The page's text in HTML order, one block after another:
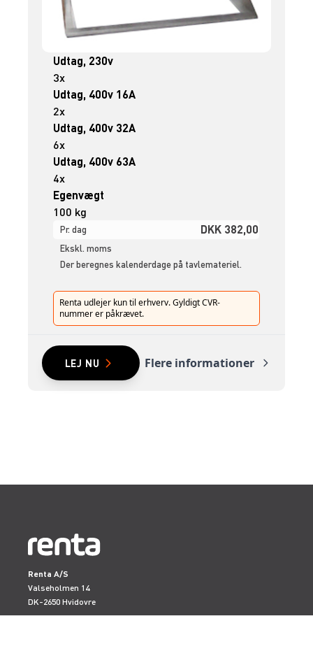
Udtag, 230v
3x
Udtag, 400v 16A
2x
Udtag, 400v 32A
6x
Udtag, 400v 63A
4x
Egenvægt
100 kg
Pr. dag DKK 382,00
Ekskl. moms
Der beregnes kalenderdage på tavlemateriel.
Renta udlejer kun til erhverv. Gyldigt CVR-
nummer er påkrævet.
LEJ NU Flere informationer
Renta A/S
Valseholmen 14
DK-2650 Hvidovre